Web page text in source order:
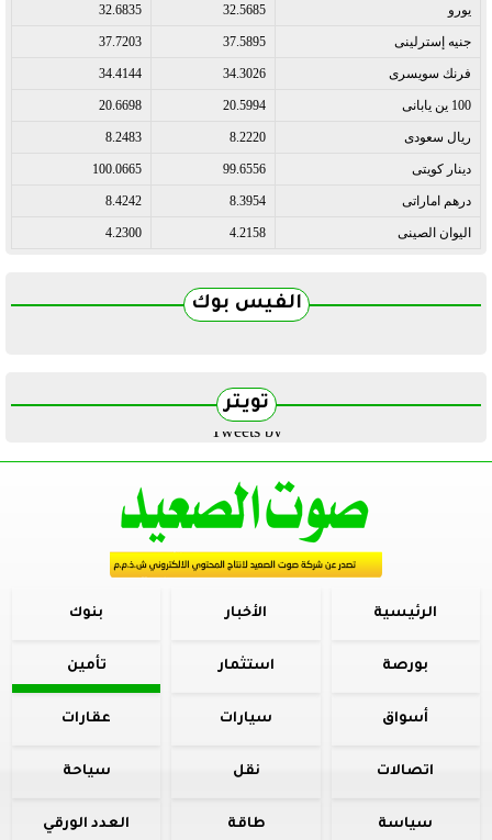
يورو 32.5685
32.6835
جنيه إسترلينى 37.5895
37.7203
فرنك سويسرى 34.3026
34.4144
100 ين يابانى 20.5994
20.6698
ريال سعودى 8.2220
8.2483
دينار كويتى 99.6556
100.0665
درهم اماراتى 8.3954
8.4242
اليوان الصينى 4.2158
4.2300
الفيس بوك
تويتر
Tweets by
الرئيسية الأخبار بنوك
بورصة استثمار تأمين
أسواق سيارات عقارات
اتصالات نقل سياحة
سياسة طاقة العدد الورقي